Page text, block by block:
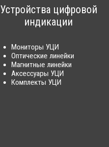
Устройства цифровой
индикации
Мониторы УЦИ
Оптические линейки
Магнитные линейки
Аксессуары УЦИ
Комплекты УЦИ